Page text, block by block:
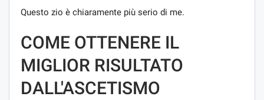
Questo zio è chiaramente più serio di me.
COME OTTENERE IL
MIGLIOR RISULTATO
DALL'ASCETISMO